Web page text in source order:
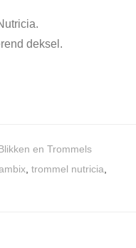
deksel.
en Trommels
trommel nutricia